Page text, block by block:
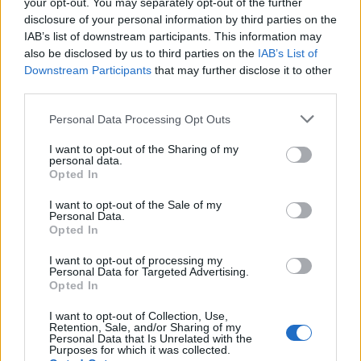
disclosure of your personal information by third parties on the
IAB’s list of downstream participants. This information may
also be disclosed by us to third parties on the IAB’s List of
Downstream Participants that may further disclose it to other
Personal Data Processing Opt Outs
I want to opt-out of the Sharing of my
personal data.
Opted In
I want to opt-out of the Sale of my
Personal Data.
Opted In
I want to opt-out of processing my
Personal Data for Targeted Advertising.
Opted In
I want to opt-out of Collection, Use,
Retention, Sale, and/or Sharing of my
Personal Data that Is Unrelated with the
Purposes for which it was collected.
ομάδες, το δικαίωμα στην εργασία.
Ωστόσο, υπάρχουν κοινότητες που βρίσκονται στις
πιο φτωχές χώρες του κόσμου και κυρίως στην
βιοτικό επίπεδο. Οι άνθρωποι ζουν με λιγότερο
από ένα δολάριο τη μέρα, δεν έχουν πρόσβαση σε
πόσιμο νερό, ούτε σε υπηρεσίες υγείας, με λίγα
λόγια ζουν για την επιβίωση και δεν είναι σε θέση
να ανταποκριθούν σε οποιαδήποτε δυσχέρεια ή
δουλειά της και λειτουργεί στον πυρήνα των
προβλημάτων, αντιμετωπίζοντάς τα με εργαλεία
τη γνώση, τη διάθεση των ανθρώπων της και τη
στήριξη των φίλων της. Καθημερινή απόδειξη, η